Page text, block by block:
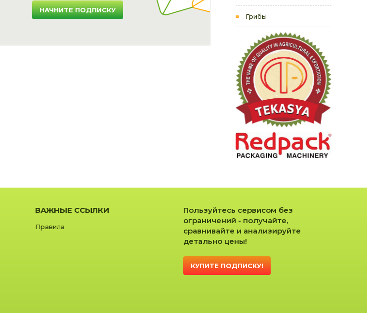
Грибы
НАЧНИТЕ ПОДПИСКУ
ВАЖНЫЕ ССЫЛКИ
Правила
Пользуйтесь сервисом без
ограничений - получайте,
сравнивайте и анализируйте
детально цены!
КУПИТЕ ПОДПИСКУ!